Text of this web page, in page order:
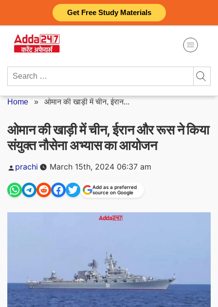
Get Free Study Materials
content
Search
Home » ओमान की खाड़ी में चीन, ईरान...
ओमान की खाड़ी में चीन, ईरान और रूस ने किया
संयुक्त नौसेना अभ्यास का आयोजन
Posted
by
prachi March 15th, 2024 06:37 am
Add as a preferred
source on Google